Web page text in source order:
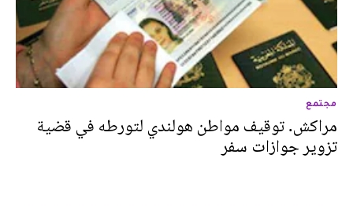
مجتمع
مراكش. توقيف مواطن هولندي لتورطه في قضية
تزوير جوازات سفر